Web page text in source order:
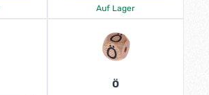
Auf Lager
Ö